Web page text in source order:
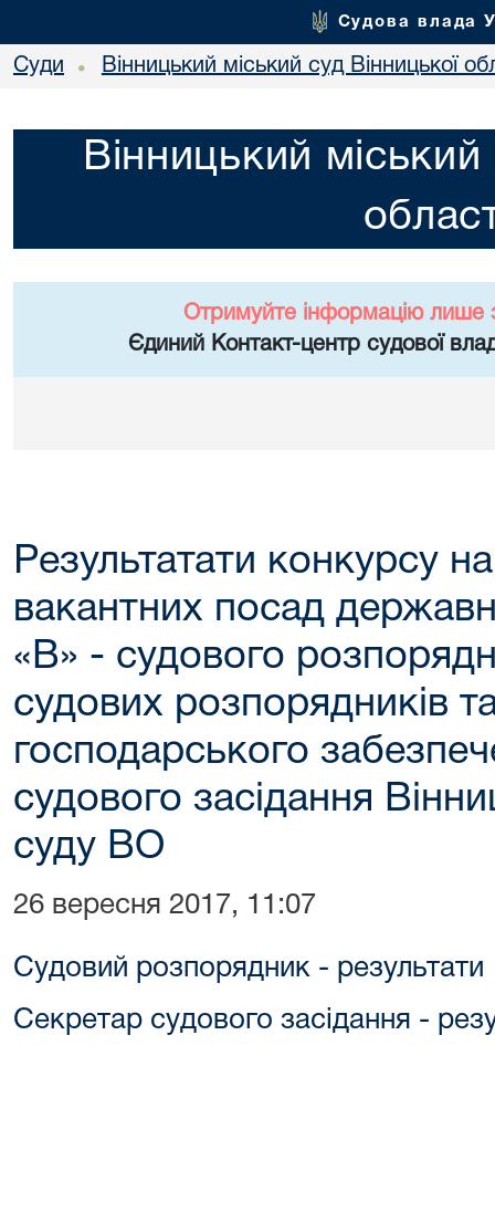
Судова влада
Суди • Вінницький міський суд Вінницької
Вінницький міський
Отримуйте інформацію лише
Єдиний Контакт-центр судової
Результатати конкурсу
вакантних посад
«В» - судового
судових розпорядників
господарського
судового засідання
суду ВО
26 вересня 2017, 11:07
Cудовий розпорядник - результати
Секретар судового засідання -